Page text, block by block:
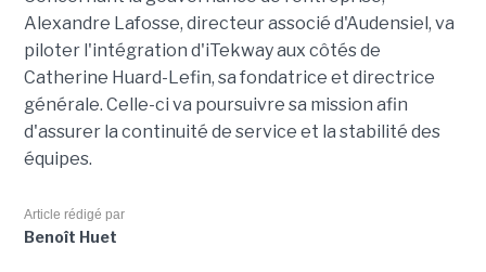
Alexandre Lafosse, directeur associé d'Audensiel, va
piloter l'intégration d'iTekway aux côtés de
Catherine Huard-Lefin, sa fondatrice et directrice
générale. Celle-ci va poursuivre sa mission afin
d'assurer la continuité de service et la stabilité des
équipes.
Article rédigé par
Benoît Huet